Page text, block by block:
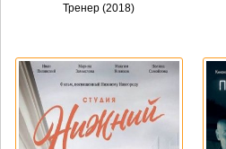
Тренер (2018)